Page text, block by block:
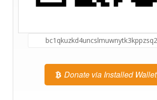
Donate via Installed Wallet